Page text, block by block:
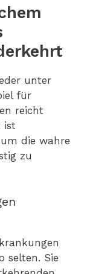
unter
für
reicht
ist
die wahre
zu
selten. Sie